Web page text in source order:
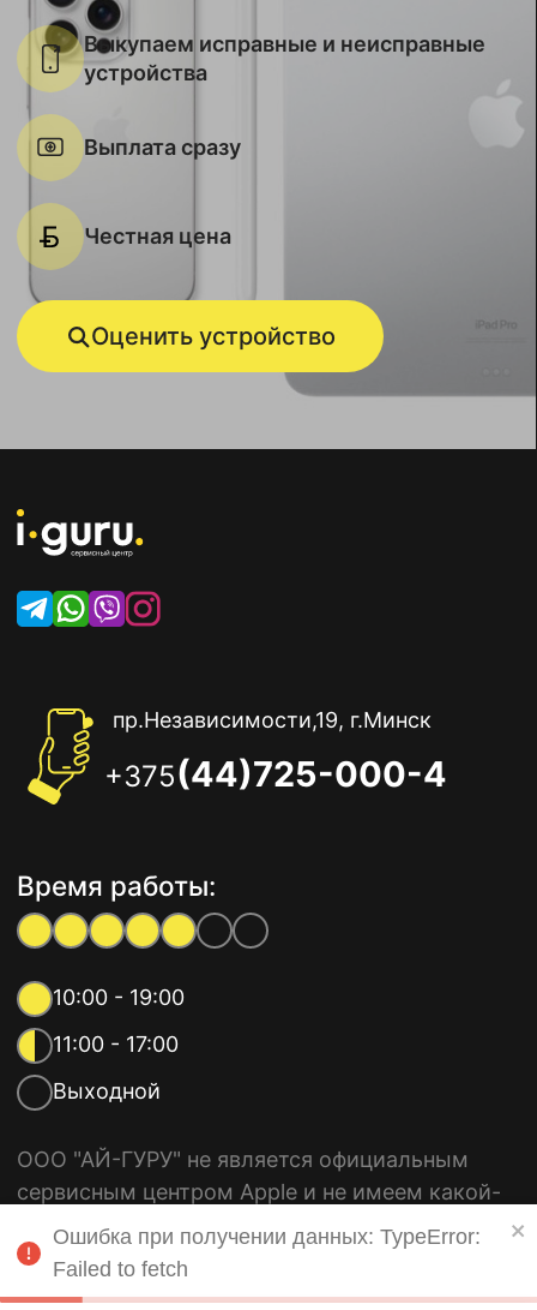
Выкупаем исправные и неисправные
устройства
Выплата сразу
Честная цена
Оценить устройство
пр.Независимости,19, г.Минск
+375(44)725-000-4
Время работы:
10:00 - 19:00
11:00 - 17:00
Выходной
ООО "АЙ-ГУРУ" не является официальным
сервисным центром Apple и не имеем какой-
либо связи с компанией Apple Inc. Все
используемые торговые марки, такие как
Ошибка при получении данных: TypeError:
Failed to fetch